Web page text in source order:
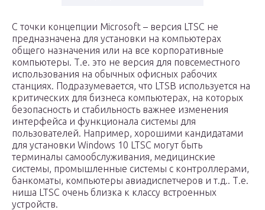
С точки концепции Microsoft – версия LTSC не
предназначена для установки на компьютерах
общего назначения или на все корпоративные
компьютеры. Т.е. это не версия для повсеместного
использования на обычных офисных рабочих
станциях. Подразумевается, что LTSB используется на
критических для бизнеса компьютерах, на которых
безопасность и стабильность важнее изменения
интерфейса и функционала системы для
пользователей. Например, хорошими кандидатами
для установки Windows 10 LTSC могут быть
терминалы самообслуживания, медицинские
системы, промышленные системы с контроллерами,
банкоматы, компьютеры авиадиспетчеров и т.д.. Т.е.
ниша LTSC очень близка к классу встроенных
устройств.